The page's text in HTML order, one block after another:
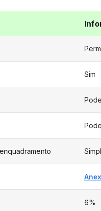
Sim
6%